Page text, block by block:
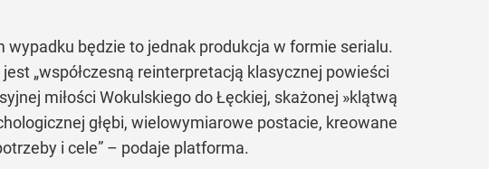
wypadku będzie to jednak produkcja w formie serialu.
„współczesną reinterpretacją klasycznej powieści
miłości Wokulskiego do Łęckiej, skażonej »klątwą
głębi, wielowymiarowe postacie, kreowane
i cele” – podaje platforma.